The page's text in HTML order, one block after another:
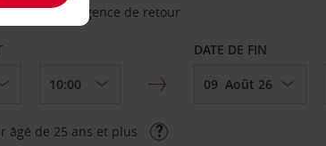
une autre agence de retour
DATE DE FIN
âgé de 25 ans et plus